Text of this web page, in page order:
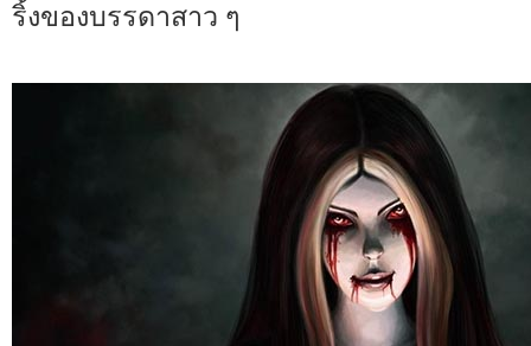
ริ้งของบรรดาสาว ๆ